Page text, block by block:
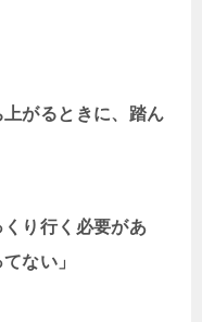
上がるときに、踏ん
くり行く必要があ
ない」